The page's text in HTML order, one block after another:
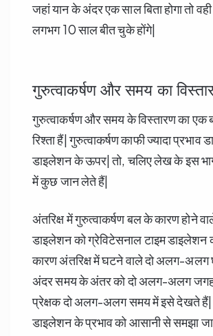
जहां यान के अंदर एक साल बिता होगा तो
लगभग 10 साल बीत चुके होंगे|
गुरुत्वाकर्षण और समय का
गुरुत्वाकर्षण और समय के विस्तारण का एक
रिश्ता हैं| गुरुत्वाकर्षण काफी ज्यादा प्रभाव
डाइलेशन के ऊपर| तो, चलिए लेख के इस
में कुछ जान लेते हैं|
अंतरिक्ष में गुरुत्वाकर्षण बल के कारण होने
डाइलेशन को ग्रेविटेसनाल टाइम
कारण अंतरिक्ष में घटने वाले दो अलग-
अंदर समय के अंतर को दो अलग-अलग
प्रेक्षक दो अलग-अलग समय में इसे देखते हैं|
डाइलेशन के प्रभाव को आसानी से समझा